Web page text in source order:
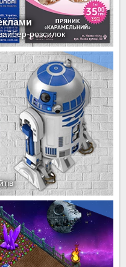
розсилок